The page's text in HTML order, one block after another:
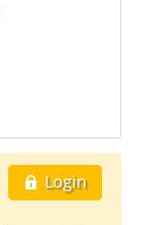
Login